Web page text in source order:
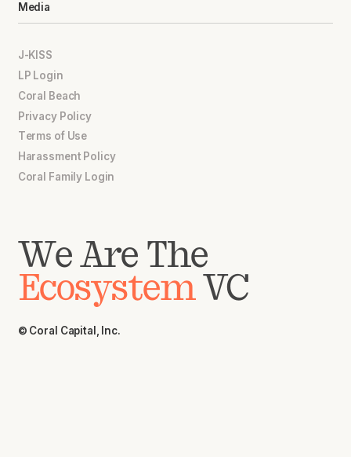
Media
J-KISS
LP Login
Coral Beach
Privacy Policy
Terms of Use
Harassment Policy
Coral Family Login
We Are The
EcosystemVC
© Coral Capital, Inc.